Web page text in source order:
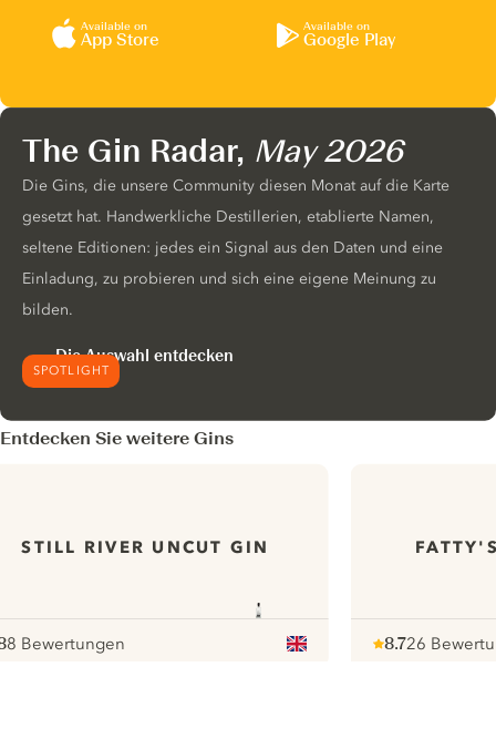
Available on
App Store
Available on
Google Play
SPOTLIGHT
The Gin Radar, May 2026
Die Gins, die unsere Community diesen Monat auf die Karte
gesetzt hat. Handwerkliche Destillerien, etablierte Namen,
seltene Editionen: jedes ein Signal aus den Daten und eine
Einladung, zu probieren und sich eine eigene Meinung zu
bilden.
Die Auswahl entdecken
Entdecken Sie weitere Gins
STILL RIVER UNCUT GIN
8 Bewertungen
8.726